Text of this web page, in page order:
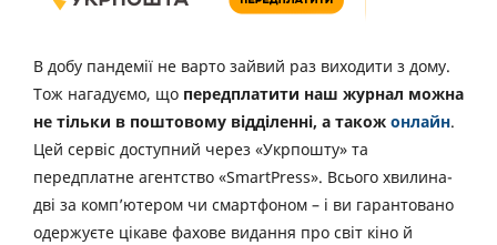
В добу пандемії не варто зайвий раз виходити з дому.
Тож нагадуємо, що передплатити наш журнал можна
не тільки в поштовому відділенні, а також онлайн.
Цей сервіс доступний через «Укрпошту» та
передплатне агентство «SmartPress». Всього хвилина-
дві за комп’ютером чи смартфоном – і ви гарантовано
одержуєте цікаве фахове видання про світ кіно й